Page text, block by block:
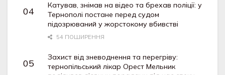
Катував, знімав на відео та брехав поліції: у
Тернополі постане перед судом
підозрюваний у жорстокому вбивстві
54 ПОШИРЕННЯ
Захист від зневоднення та перегріву:
тернопільський лікар Орест Мельник